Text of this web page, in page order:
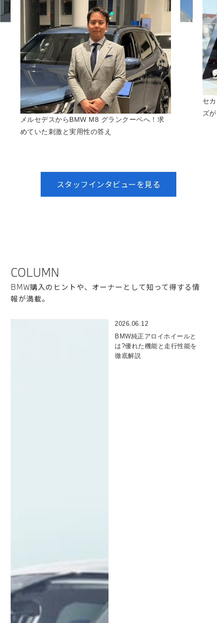
メルセデスからBMW M8 グランクーペへ！求
めていた刺激と実用性の答え
セ
ズ
スタッフインタビューを見る
COLUMN
BMW購入のヒントや、オーナーとして知って得する情
報が満載。
2026.06.12
BMW純正アロイホイールと
は?優れた機能と走行性能を
徹底解説